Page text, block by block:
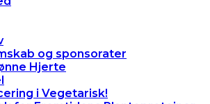
og sponsorater
Hjerte
i Vegetarisk!